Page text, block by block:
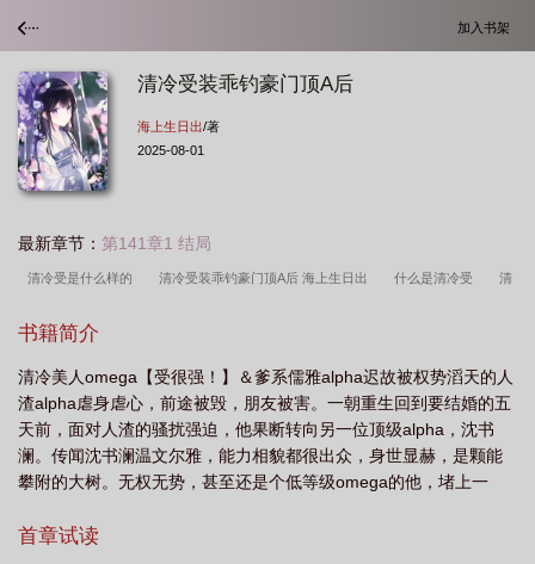
加入书架
清冷受装乖钓豪门顶A后
海上生日出/著
2025-08-01
最新章节： 第141章1 结局
清冷受是什么样的 清冷受装乖钓豪门顶A后 海上生日出 什么是清冷受 清
顶A后书评
受的意思 清冷受装乖钓豪门顶A后txt 清冷受是啥 受是清冷型 清冷的
受 清冷受装乖钓豪门顶A后TXT笔趣阁 清冷受装乖钓豪门顶A后笔趣阁最新章
节更新时间 清冷受是什么 清冷受的定义 清冷受地位高 清冷受是什么样
子的 清冷受装乖钓豪门顶A后免费 清冷受装乖钓豪门顶A后免费阅读 清冷
书籍简介
清冷美人omega【受很强！】＆爹系儒雅alpha迟故被权势滔天的人
渣alpha虐身虐心，前途被毁，朋友被害。一朝重生回到要结婚的五
天前，面对人渣的骚扰强迫，他果断转向另一位顶级alpha，沈书
澜。传闻沈书澜温文尔雅，能力相貌都很出众，身世显赫，是颗能
攀附的大树。无权无势，甚至还是个低等级omega的他，堵上一
道：“你是一点都不怕，还是太蠢？我不是说过，像你这样柔弱的
首章试读